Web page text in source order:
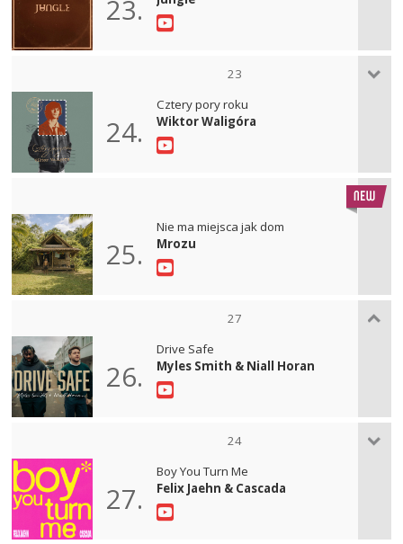
23.
23
24.
Cztery pory roku
Wiktor Waligóra
25.
Nie ma miejsca jak dom
Mrozu
27
26.
Drive Safe
Myles Smith & Niall Horan
24
27.
Boy You Turn Me
Felix Jaehn & Cascada